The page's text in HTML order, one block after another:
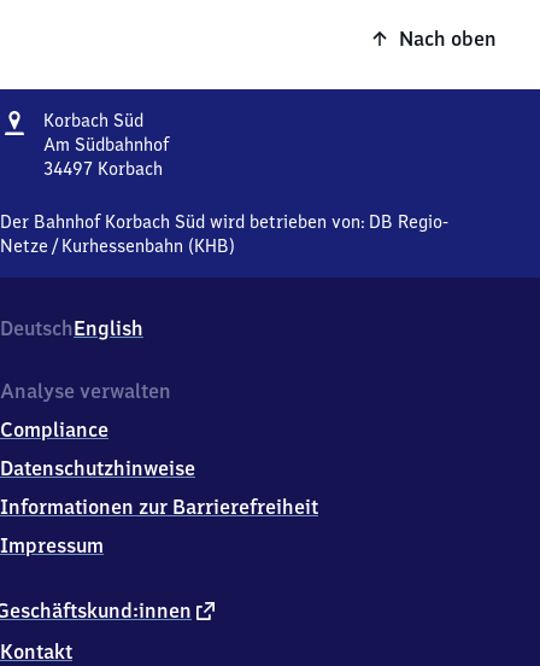
Nach oben
Adresse
Korbach SüdKorbach
Süd
Am Südbahnhof
34497 Korbach
Süd,
Am
4
7
Korbach
Der Bahnhof Korbach Süd wird betrieben von: DB Regio-
Netze /Kurhessenbahn (KHB)
DeutschEnglish
externer
Kontakt
Analyse verwalten
Compliance
Datenschutzhinweise
Informationen zur Barrierefreiheit
Impressum